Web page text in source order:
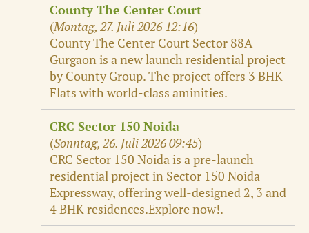
County The Center Court
(Montag, 27. Juli 2026 12:16)
County The Center Court Sector 88A
Gurgaon is a new launch residential project
by County Group. The project offers 3 BHK
Flats with world-class aminities.
CRC Sector 150 Noida
(Sonntag, 26. Juli 2026 09:45)
CRC Sector 150 Noida is a pre-launch
residential project in Sector 150 Noida
Expressway, offering well-designed 2, 3 and
4 BHK residences.Explore now!.